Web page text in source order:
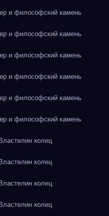
и философский камень
и философский камень
и философский камень
и философский камень
и философский камень
и философский камень
колец
колец
колец
колец